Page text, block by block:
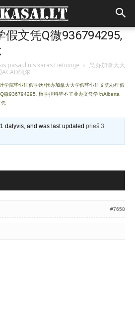
假文凭Q微936794295,
pasaulinis karas Lietuvoje › 急办加拿大大
阿尔
学院毕业证假学历/代办加拿大大学假毕业证文凭办理假
微936794295
留学挂科毕不了业办文凭学历Alberta
凭
dalyvis, and was last updatedprieš 3
#7658